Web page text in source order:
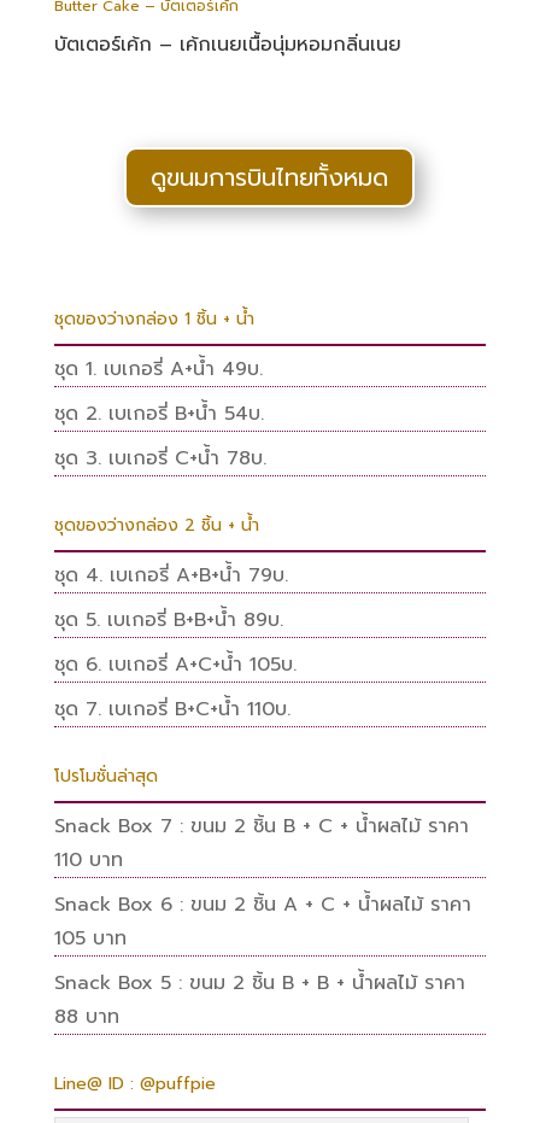
Butter Cake – บัตเตอร์เค้ก
บัตเตอร์เค้ก – เค้กเนยเนื้อนุ่มหอมกลิ่นเนย
ดูขนมการบินไทยทั้งหมด
ชุดของว่างกล่อง 1 ชิ้น + น้ำ
ชุด 1. เบเกอรี่ A+น้ำ 49บ.
ชุด 2. เบเกอรี่ B+น้ำ 54บ.
ชุด 3. เบเกอรี่ C+น้ำ 78บ.
ชุดของว่างกล่อง 2 ชิ้น + น้ำ
ชุด 4. เบเกอรี่ A+B+น้ำ 79บ.
ชุด 5. เบเกอรี่ B+B+น้ำ 89บ.
ชุด 6. เบเกอรี่ A+C+น้ำ 105บ.
ชุด 7. เบเกอรี่ B+C+น้ำ 110บ.
โปรโมชั่นล่าสุด
Snack Box 7 : ขนม 2 ชิ้น B + C + น้ำผลไม้ ราคา
110 บาท
Snack Box 6 : ขนม 2 ชิ้น A + C + น้ำผลไม้ ราคา
105 บาท
Snack Box 5 : ขนม 2 ชิ้น B + B + น้ำผลไม้ ราคา
88 บาท
Line@ ID : @puffpie